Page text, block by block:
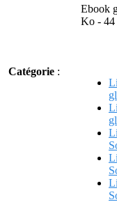
Ebook
Ko - 44
Catégorie :